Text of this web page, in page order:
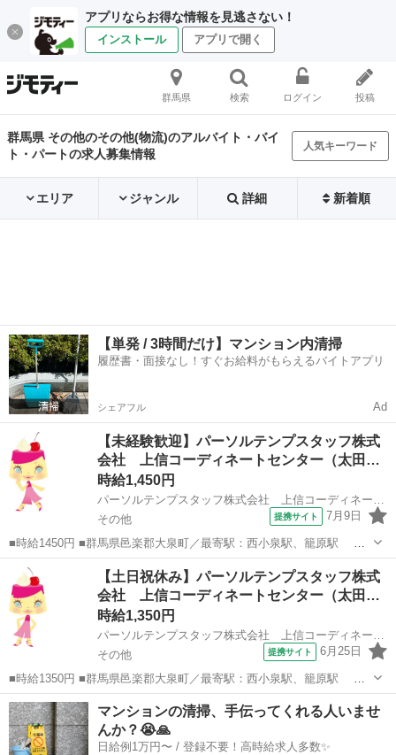
アプリならお得な情報を見逃さない！
インストール アプリで開く
群馬県 検索 ログイン 投稿
群馬県 その他のその他(物流)のアルバイト・バイ
ト・パートの求人募集情報
人気キーワード
エリア ジャンル 詳細 新着順
【単発 / 3時間だけ】マンション内清掃
履歴書・面接なし！すぐお給料がもらえるバイトアプリ
シェアフル Ad
【未経験歓迎】パーソルテンプスタッフ株式
会社 上信コーディネートセンター（太田…
時給1,450円
その他
提携サイト 7月9日
■時給1450円 ■群馬県邑楽郡大泉町／最寄駅：西小泉駅、籠原駅 太
田駅からも車で20分♪ ≪車通勤可≫ 無料駐車場あり ■派遣社員 ■未
経験歓迎、土日祝休み、上場企業・上場企業のグループ会社、車通勤
OK、社会保険あり ...
群馬 その他
【土日祝休み】パーソルテンプスタッフ株式
会社 上信コーディネートセンター（太田…
時給1,350円
その他
提携サイト 6月25日
■時給1350円 ■群馬県邑楽郡大泉町／最寄駅：西小泉駅、籠原駅 太
田駅からも車で20分♪ ≪車通勤可≫ 無料駐車場あり ■派遣社員 ■未
経験歓迎、土日祝休み、上場企業・上場企業のグループ会社、車通勤
OK、社会保険あり ...
群馬 その他
マンションの清掃、手伝ってくれる人いませ
んか？😭🙏
日給例1万円〜 / 登録不要！高時給求人多数✨